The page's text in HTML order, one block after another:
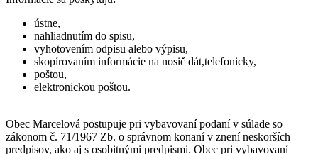
ústne,
nahliadnutím do spisu,
vyhotovením odpisu alebo výpisu,
skopírovaním informácie na nosič dát,telefonicky,
poštou,
elektronickou poštou.
Obec Marcelová postupuje pri vybavovaní podaní v súlade so
zákonom č. 71/1967 Zb. o správnom konaní v znení neskorších
predpisov, ako aj s osobitnými predpismi. Obec pri vybavovaní